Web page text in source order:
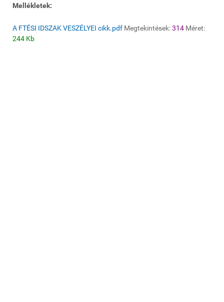
Mellékletek:
A FTÉSI IDSZAK VESZÉLYEI cikk.pdf Megtekintések:314 Méret:
244 Kb